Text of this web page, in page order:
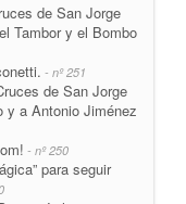
de San Jorge
Tambor y el Bombo
- nº 251
de San Jorge
y a Antonio Jiménez
- nº 250
para seguir